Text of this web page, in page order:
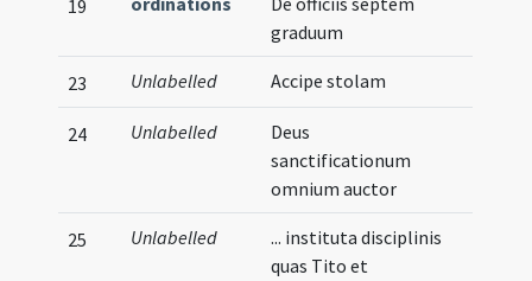
19
graduum
23 Unlabelled Accipe stolam
24 Unlabelled
Deus
sanctificationum
omnium auctor
25 Unlabelled
... instituta disciplinis
quas Tito et